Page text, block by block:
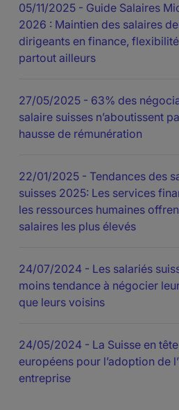
05/11/2025- Guide Salaires
2026 : Maintien des salaires
dirigeants en finance,
partout ailleurs
27/05/2025- 63% des
salaire suisses n’aboutissent
hausse de rémunération
22/01/2025- Tendances des
suisses 2025: Les services
les ressources humaines
salaires les plus élevés
24/07/2024- Les salariés
moins tendance à négocier
que leurs voisins
24/05/2024- La Suisse en
européens pour l’adoption de
entreprise